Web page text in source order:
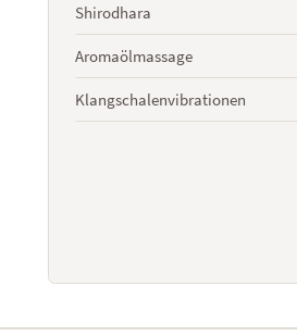
Shirodhara
Aromaölmassage
Klangschalenvibrationen